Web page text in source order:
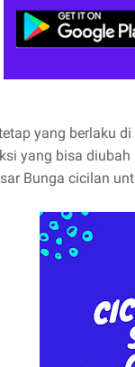
yang berlaku
yang bisa
Bunga cicilan